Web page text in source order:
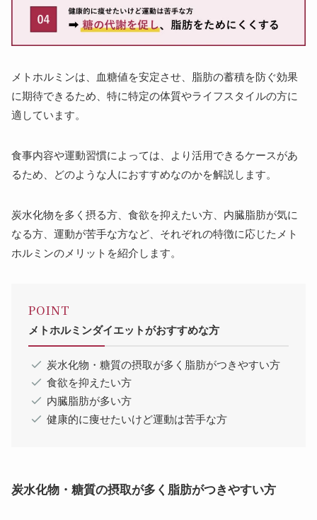
メトホルミンは、血糖値を安定させ、脂肪の蓄積を防ぐ効果
に期待できるため、特に特定の体質やライフスタイルの方に
適しています。
食事内容や運動習慣によっては、より活用できるケースがあ
るため、どのような人におすすめなのかを解説します。
炭水化物を多く摂る方、食欲を抑えたい方、内臓脂肪が気に
なる方、運動が苦手な方など、それぞれの特徴に応じたメト
ホルミンのメリットを紹介します。
POINT
メトホルミンダイエットがおすすめな方
炭水化物・糖質の摂取が多く脂肪がつきやすい方
食欲を抑えたい方
内臓脂肪が多い方
健康的に痩せたいけど運動は苦手な方
炭水化物・糖質の摂取が多く脂肪がつきやすい方